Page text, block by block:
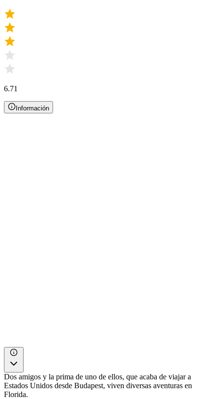
6.71
Información
Dos amigos y la prima de uno de ellos, que acaba de viajar a
Estados Unidos desde Budapest, viven diversas aventuras en
Florida.